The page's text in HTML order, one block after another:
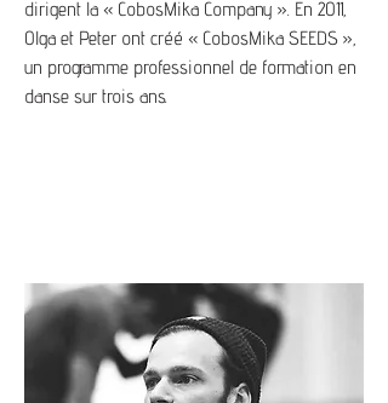
dirigent la « CobosMika Company ». En 2011,
Olga et Peter ont créé « CobosMika SEEDS »,
un programme professionnel de formation en
danse sur trois ans.